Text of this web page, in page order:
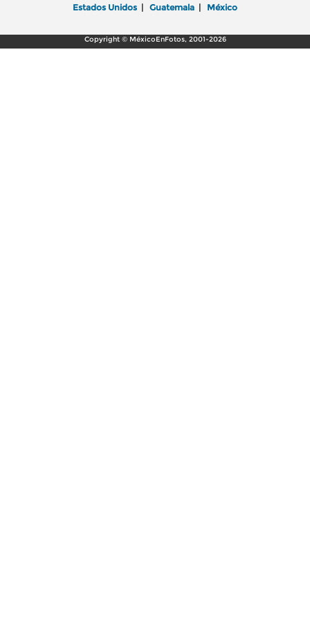
Estados Unidos | Guatemala | México
Copyright © MéxicoEnFotos, 2001-2026